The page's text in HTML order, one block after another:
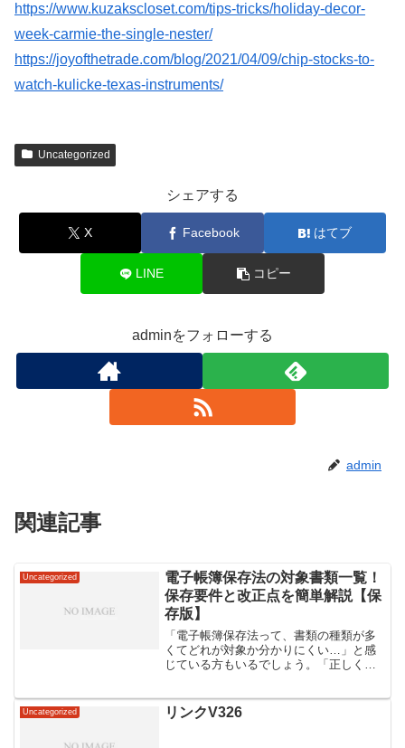
https://www.kuzakscloset.com/tips-tricks/holiday-decor-
week-carmie-the-single-nester/
https://joyofthetrade.com/blog/2021/04/09/chip-stocks-to-
watch-kulicke-texas-instruments/
Uncategorized
シェアする
X Facebook はてブ
LINE コピー
adminをフォローする
admin
関連記事
Uncategorized
電子帳簿保存法の対象書類一覧！
保存要件と改正点を簡単解説【保
存版】
「電子帳簿保存法って、書類の種類が多
くてどれが対象か分かりにくい…」と感
じている方もいるでしょう。「正しく保
れません。電子帳簿保存法は、令和4年1
月の改正で大幅に変わり...
Uncategorized リンクV326